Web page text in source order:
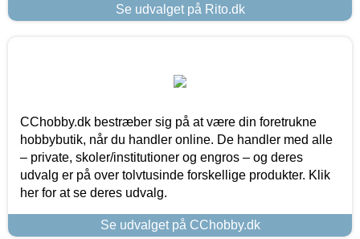
Se udvalget på Rito.dk
CChobby.dk bestræber sig på at være din foretrukne
hobbybutik, når du handler online. De handler med alle
– private, skoler/institutioner og engros – og deres
udvalg er på over tolvtusinde forskellige produkter. Klik
her for at se deres udvalg.
Se udvalget på CChobby.dk